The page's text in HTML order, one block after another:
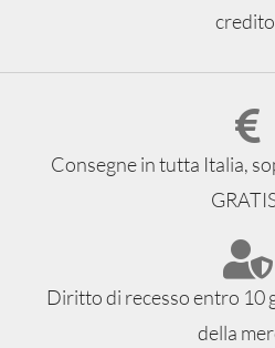
Consegne in tutta Italia,
Diritto di recesso entro 10
della